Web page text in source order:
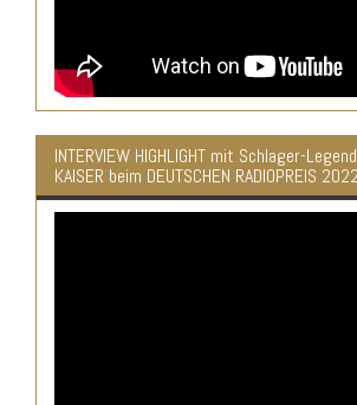
INTERVIEW HIGHLIGHT mit Schlager-
KAISER beim DEUTSCHEN RADIOPREIS 2022